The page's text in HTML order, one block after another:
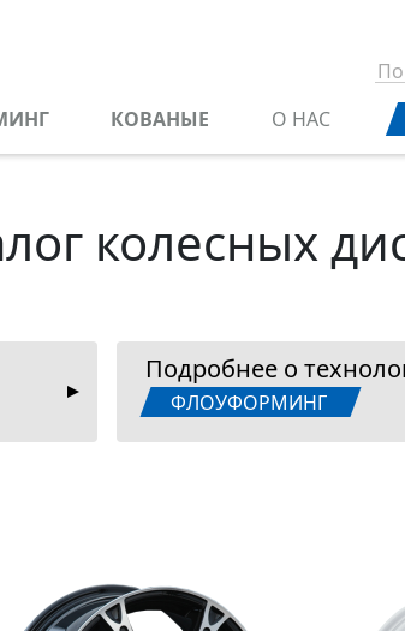
КОВАНЫЕ О НАС
колесных
Подробнее о
ФЛОУФОРМИНГ